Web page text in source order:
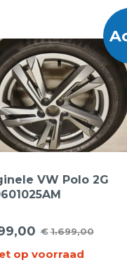
VW Polo 2G
velgen 16
+ Goodyear
€1.699,00
op voorraad